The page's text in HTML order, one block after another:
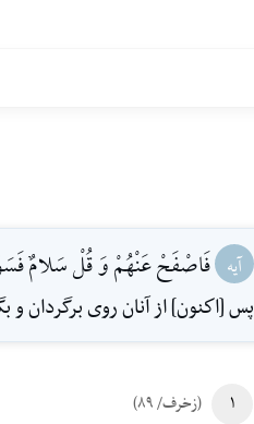
آیه فَاصْفَحْ عَنْهُمْ وَ قُلْ سَلامٌ
پس [اكنون] از آنان روى برگردان
۱ (زخرف/ ۸۹)